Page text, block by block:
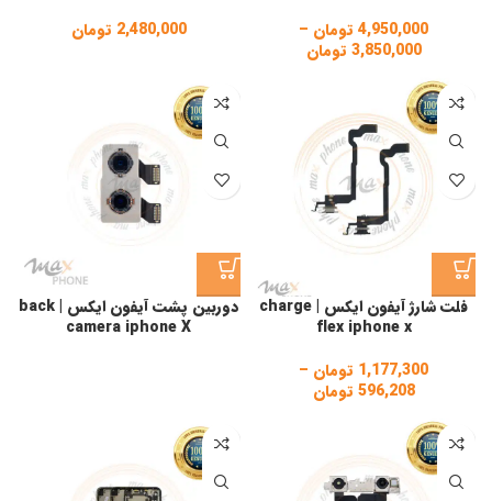
4,950,000 تومان –
3,850,000 تومان
3,850,000 تومان
2,480,000 تومان
فلت شارژ آیفون ایکس | charge
flex iphone x
1,177,300 تومان –
596,208 تومان
596,208 تومان
دوربین پشت آیفون ایکس | back
camera iphone X